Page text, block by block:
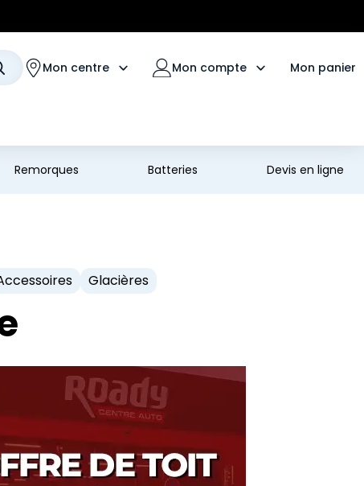
Mon centre Mon compte Mon panier
Remorques Batteries Devis en ligne
Glacières